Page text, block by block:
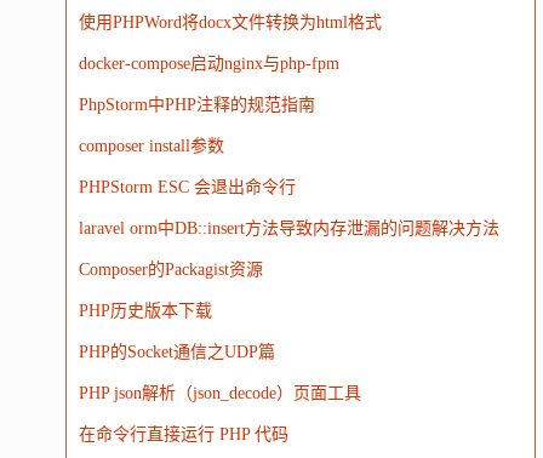
使用PHPWord将docx文件转换为html格式
docker-compose启动nginx与php-fpm
PhpStorm中PHP注释的规范指南
composer install参数
PHPStorm ESC 会退出命令行
laravel orm中DB::insert方法导致内存泄漏的问题解决方法
Composer的Packagist资源
PHP历史版本下载
PHP的Socket通信之UDP篇
PHP json解析（json_decode）页面工具
在命令行直接运行 PHP 代码